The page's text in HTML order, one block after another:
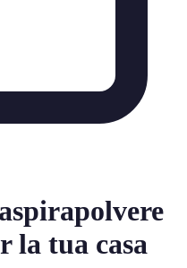
la tua casa